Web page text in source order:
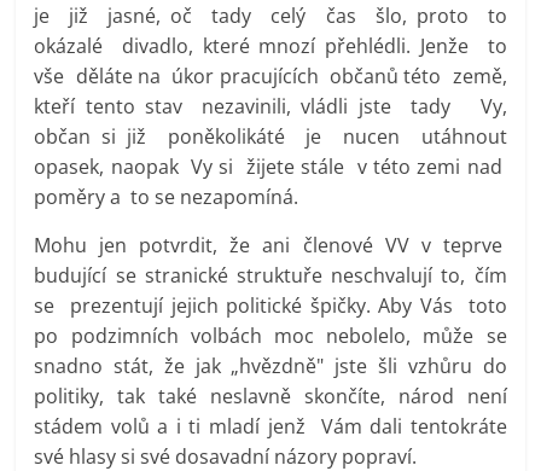
je již jasné, oč tady celý čas šlo, proto to
okázalé divadlo, které mnozí přehlédli. Jenže to
vše děláte na úkor pracujících občanů této země,
kteří tento stav nezavinili, vládli jste tady Vy,
občan si již poněkolikáté je nucen utáhnout
opasek, naopak Vy si žijete stále v této zemi nad
poměry a to se nezapomíná.
Mohu jen potvrdit, že ani členové VV v teprve
budující se stranické struktuře neschvalují to, čím
se prezentují jejich politické špičky. Aby Vás toto
po podzimních volbách moc nebolelo, může se
snadno stát, že jak „hvězdně" jste šli vzhůru do
politiky, tak také neslavně skončíte, národ není
stádem volů a i ti mladí jenž Vám dali tentokráte
své hlasy si své dosavadní názory popraví.